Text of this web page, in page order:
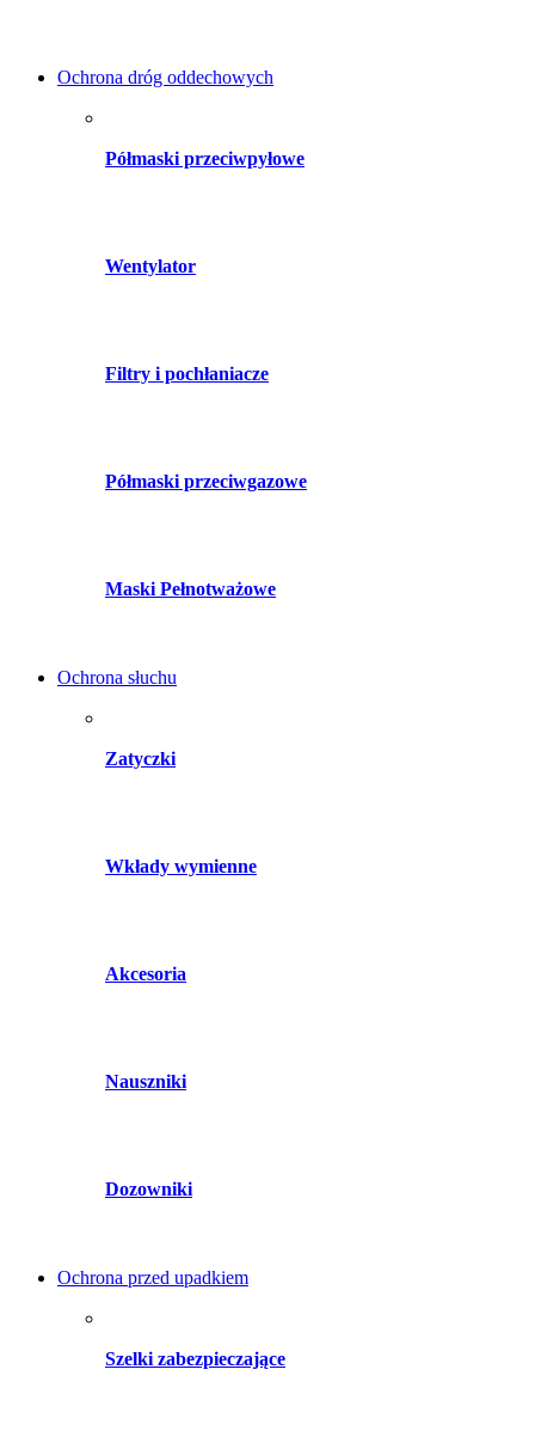
Ochrona dróg oddechowych
Półmaski przeciwpyłowe
Wentylator
Filtry i pochłaniacze
Półmaski przeciwgazowe
Maski Pełnotważowe
Ochrona słuchu
Zatyczki
Wkłady wymienne
Akcesoria
Nauszniki
Dozowniki
Ochrona przed upadkiem
Szelki zabezpieczające